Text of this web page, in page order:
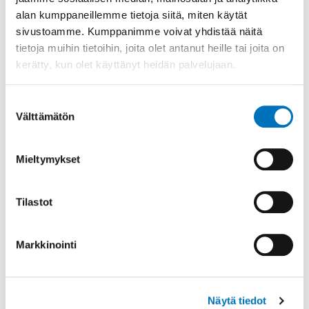
alan kumppaneillemme tietoja siitä, miten käytät
sivustoamme. Kumppanimme voivat yhdistää näitä
tietoja muihin tietoihin, joita olet antanut heille tai joita on
kerätty, kun olet käyttänyt heidän palvelujaan.
valinta
Välttämätön
Mieltymykset
Tilastot
Markkinointi
Näytä tiedot
Lisää aiheesta
esteettömyystyön
Invalidiliiton esteettömyystyö koordinoi